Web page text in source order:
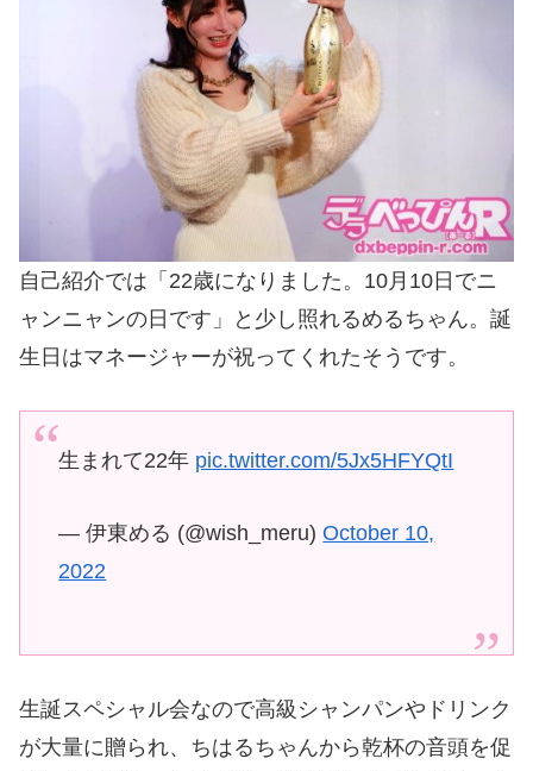
自己紹介では「22歳になりました。10月10日でニ
ャンニャンの日です」と少し照れるめるちゃん。誕
生日はマネージャーが祝ってくれたそうです。
生まれて22年 pic.twitter.com/5Jx5HFYQtI
— 伊東める (@wish_meru)October 10,
2022
生誕スペシャル会なので高級シャンパンやドリンク
が大量に贈られ、ちはるちゃんから乾杯の音頭を促